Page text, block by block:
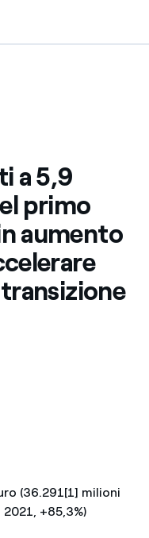
a 5,9
primo
aumento
(36.291[1] milioni
+85,3%)